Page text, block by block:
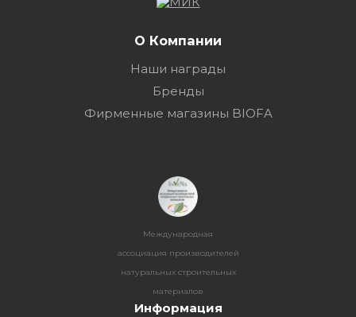
О Компании
Наши награды
Бренды
Фирменные магазины BIOFA
Международная
ассоциация производителей
натуральных строительных
материалов
Информация